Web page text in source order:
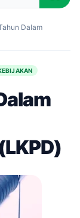
Dalam